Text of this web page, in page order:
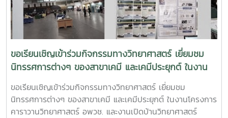
ขอเรียนเชิญเข้าร่วมกิจกรรมทางวิทยาศาสตร์ เยี่ยมชม
นิทรรศการต่างๆ ของสาขาเคมี และเคมีประยุกต์ ในงาน
โครงการคาราวานวิทยาศาสตร์ อพวช. และงานเปิดบ้าน
วิทยาศาสตร์ ประจำปี 2560
ขอเรียนเชิญเข้าร่วมกิจกรรมทางวิทยาศาสตร์ เยี่ยมชม
นิทรรศการต่างๆ ของสาขาเคมี และเคมีประยุกต์ ในงานโครงการ
คาราวานวิทยาศาสตร์ อพวช. และงานเปิดบ้านวิทยาศาสตร์